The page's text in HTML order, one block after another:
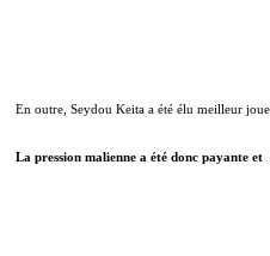
En outre, Seydou Keita a été élu meilleur
La pression malienne a été donc payante et